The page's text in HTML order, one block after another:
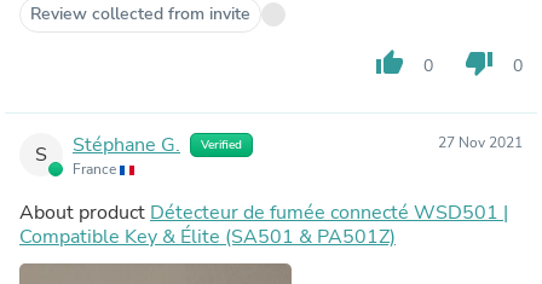
Review collected from invite
thumb_up 0 thumb_down 0
S Stéphane G. Verified
France
27 Nov 2021
About product Détecteur de fumée connecté WSD501 |
Compatible Key & Élite (SA501 & PA501Z)